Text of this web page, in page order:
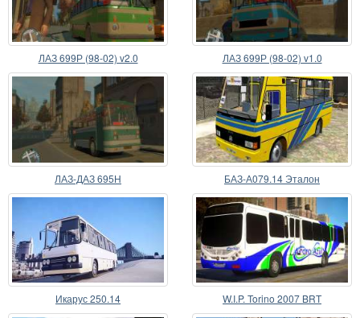
ЛАЗ 699Р (98-02) v2.0 ЛАЗ 699Р (98-02) v1.0
ЛАЗ-ДАЗ 695Н БАЗ-А079.14 Эталон
Икарус 250.14 W.I.P. Torino 2007 BRT